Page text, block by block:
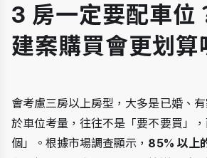
3 房一定要配車位
建案購買會更划算
會考慮三房以上房型，大多是已婚、
於車位考量，往往不是「要不要買」
個」。根據市場調查顯示， 85% 以上